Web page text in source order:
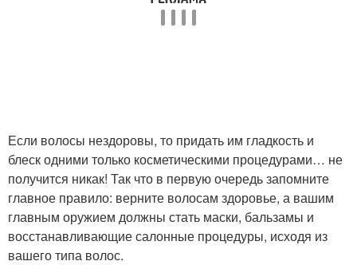
Если волосы нездоровы, то придать им гладкость и
блеск одними только косметическими процедурами… не
получится никак! Так что в первую очередь запомните
главное правило: верните волосам здоровье, а вашим
главным оружием должны стать маски, бальзамы и
восстанавливающие салонные процедуры, исходя из
вашего типа волос.